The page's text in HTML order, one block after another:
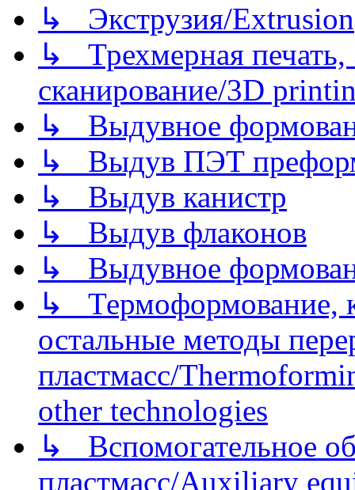
↳ Экструзия/Extrusion
↳ Трехмерная
сканирование/3D
↳ Выдувное
↳ Выдув ПЭТ
↳ Выдув канистр
↳ Выдув флаконов
↳ Выдувное
↳ Термоформование,
остальные методы
пластмасс/
other technologies
↳ Вспомогательное
пластмасс/Auxiliary